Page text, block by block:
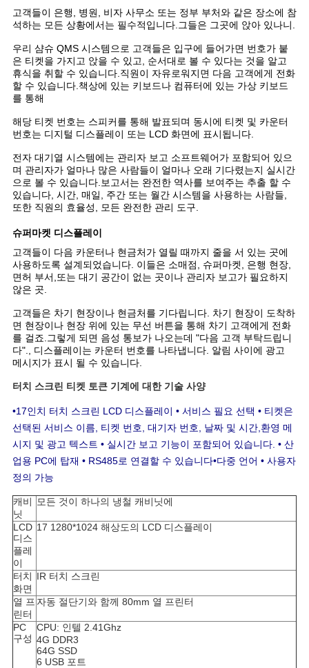
고객들이 은행, 병원, 비자 사무소 또는 정부 부처와 같은 장소에 참
석하는 모든 상황에서는 필수적입니다.그들은 그곳에 앉아 있나니.
우리 샴슈 QMS 시스템으로 고객들은 입구에 들어가면 번호가 붙
은 티켓을 가지고 앉을 수 있고, 순서대로 볼 수 있다는 것을 알고
휴식을 취할 수 있습니다.직원이 자유로워지면 다음 고객에게 전화
할 수 있습니다.책상에 있는 키보드나 컴퓨터에 있는 가상 키보드
를 통해
해당 티켓 번호는 스피커를 통해 발표되며 동시에 티켓 및 카운터
번호는 디지털 디스플레이 또는 LCD 화면에 표시됩니다.
전자 대기열 시스템에는 관리자 보고 소프트웨어가 포함되어 있으
며 관리자가 얼마나 많은 사람들이 얼마나 오래 기다렸는지 실시간
으로 볼 수 있습니다.보고서는 완전한 역사를 보여주는 추출 할 수
있습니다, 시간, 매일, 주간 또는 월간 시스템을 사용하는 사람들,
또한 직원의 효율성, 모든 완전한 관리 도구.
슈퍼마켓 디스플레이
고객들이 다음 카운터나 현금처가 열릴 때까지 줄을 서 있는 곳에
사용하도록 설계되었습니다. 이들은 소매점, 슈퍼마켓, 은행 현장,
면허 부서,또는 대기 공간이 없는 곳이나 관리자 보고가 필요하지
않은 곳.
고객들은 차기 현장이나 현금처를 기다립니다. 차기 현장이 도착하
면 현장이나 현장 위에 있는 무선 버튼을 통해 차기 고객에게 전화
를 걸죠.그렇게 되면 음성 통보가 나오는데 "다음 고객 부탁드립니
다"., 디스플레이는 카운터 번호를 나타냅니다. 알림 사이에 광고
메시지가 표시 될 수 있습니다.
터치 스크린 티켓 토큰 기계에 대한 기술 사양
•17인치 터치 스크린 LCD 디스플레이 • 서비스 필요 선택 • 티켓은
선택된 서비스 이름, 티켓 번호, 대기자 번호, 날짜 및 시간,환영 메
시지 및 광고 텍스트 • 실시간 보고 기능이 포함되어 있습니다. • 산
업용 PC에 탑재 • RS485로 연결할 수 있습니다•다중 언어 • 사용자
정의 가능
캐비
닛
모든 것이 하나의 냉철 캐비닛에
LCD
디스
플레
이
17 1280*1024 해상도의 LCD 디스플레이
터치
화면
IR 터치 스크린
열 프
린터
자동 절단기와 함께 80mm 열 프린터
PC
구성
CPU: 인텔 2.41Ghz
4G DDR3
64G SSD
6 USB 포트